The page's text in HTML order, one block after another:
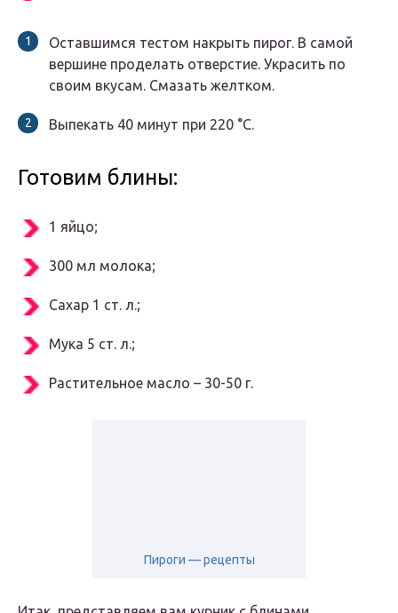
Оставшимся тестом накрыть пирог. В самой
вершине проделать отверстие. Украсить по
своим вкусам. Смазать желтком.
Выпекать 40 минут при 220 °С.
Готовим блины:
1 яйцо;
300 мл молока;
Сахар 1 ст. л.;
Мука 5 ст. л.;
Растительное масло – 30-50 г.
Пироги — рецепты